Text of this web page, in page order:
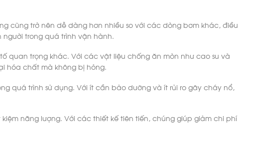
cũng trở nên dễ dàng hơn nhiều so với các dòng bơm khác, điều
trong quá trình vận hành.
trọng khác. Với các vật liệu chống ăn mòn như cao su và
hóa chất mà không bị hỏng.
quá trình sử dụng. Với ít cần bảo dưỡng và ít rủi ro gây cháy nổ,
năng lượng. Với các thiết kế tiên tiến, chúng giúp giảm chi phí